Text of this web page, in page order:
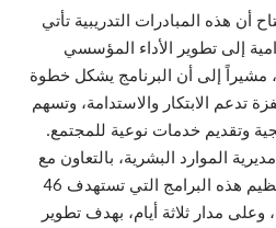
أن هذه المبادرات التدريبية تأتي
إلى تطوير الأداء المؤسسي
مشيراً إلى أن البرنامج يشكل خطوة
تدعم الابتكار والاستدامة، وتسهم
وتقديم خدمات نوعية للمجتمع.
الموارد البشرية، بالتعاون مع
معهد الإدارة العامة، قامت بتنظيم هذه البرامج التي تستهدف 46
مدار ثلاثة أيام، بهدف تطوير